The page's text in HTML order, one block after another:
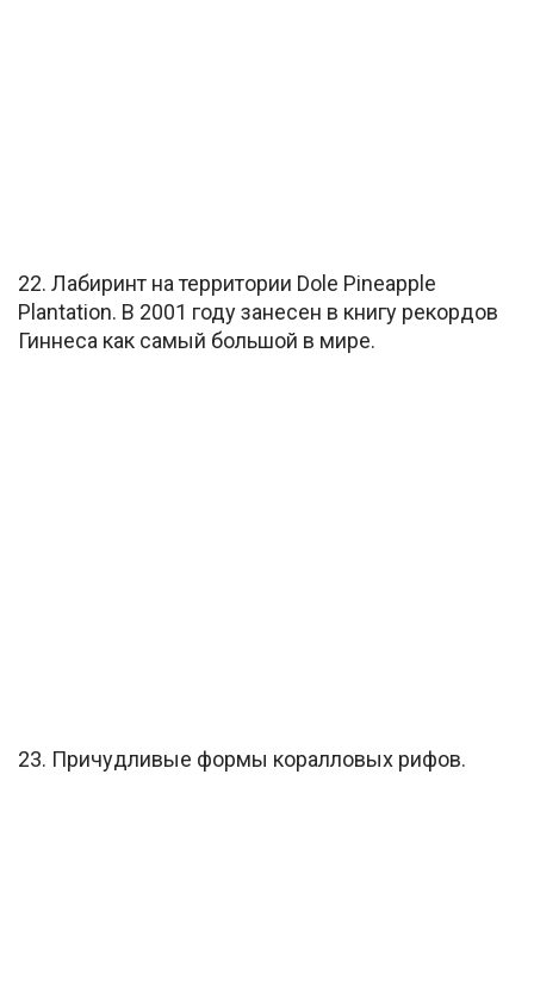
22. Лабиринт на территории Dole Pineapple
Plantation. В 2001 году занесен в книгу рекордов
Гиннеса как самый большой в мире.
23. Причудливые формы коралловых рифов.